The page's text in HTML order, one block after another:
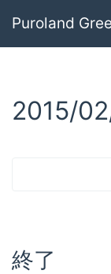
Puroland
2015/
終了